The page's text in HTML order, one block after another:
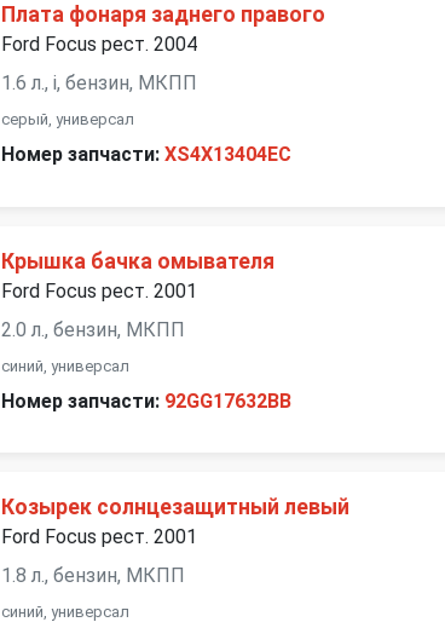
Плата фонаря заднего правого
Ford Focus рест. 2004
1.6 л., i, бензин, МКПП
серый, универсал
Номер запчасти: XS4X13404EC
Крышка бачка омывателя
Ford Focus рест. 2001
2.0 л., бензин, МКПП
синий, универсал
Номер запчасти: 92GG17632BB
Козырек солнцезащитный левый
Ford Focus рест. 2001
1.8 л., бензин, МКПП
синий, универсал